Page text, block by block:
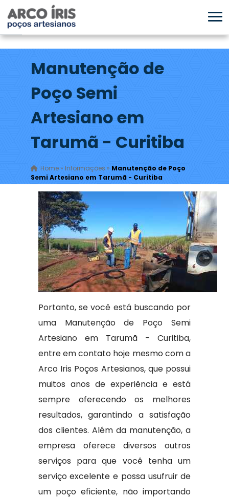
Manutenção de
Poço Semi
Artesiano em
Tarumã - Curitiba
Home» Informações » Manutenção de Poço
Semi Artesiano em Tarumã - Curitiba
Portanto, se você está buscando por
uma Manutenção de Poço Semi
Artesiano em Tarumã - Curitiba,
entre em contato hoje mesmo com a
Arco Iris Poços Artesianos, que possui
muitos anos de experiência e está
sempre oferecendo os melhores
resultados, garantindo a satisfação
dos clientes. Além da manutenção, a
empresa oferece diversos outros
serviços para que você tenha um
serviço excelente e possa usufruir de
um poço eficiente, não importando